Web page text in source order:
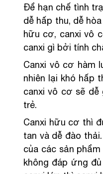
Để hạn chế tình
dễ hấp thu, dễ
hữu cơ, canxi vô
canxi gì bởi tính
Canxi vô cơ hàm
nhiên lại khó hấp
canxi vô cơ sẽ
trẻ.
Canxi hữu cơ thì
tan và dễ đào
của các sản
không đáp ứng